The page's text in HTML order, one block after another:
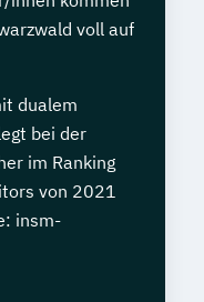
voll auf
dualem
bei der
im Ranking
von 2021
insm-